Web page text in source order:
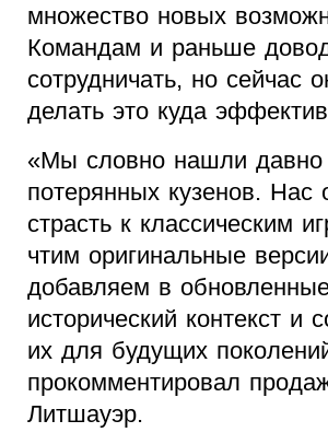
множество новых
Командам и раньше
сотрудничать, но сейчас
делать это куда
«Мы словно нашли давно
потерянных кузенов. Нас
страсть к классическим
чтим оригинальные
добавляем в
исторический контекст и
их для будущих
прокомментировал
Литшауэр.